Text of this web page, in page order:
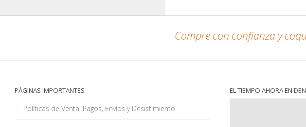
Compre con confianza y
PÁGINAS IMPORTANTES
Políticas de Venta, Pagos, Envíos y Desistimiento
EL TIEMPO AHORA EN